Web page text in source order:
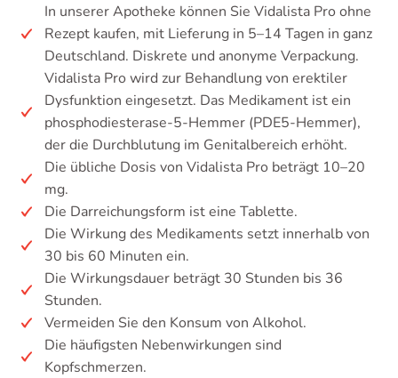
In unserer Apotheke können Sie Vidalista Pro ohne
Rezept kaufen, mit Lieferung in 5–14 Tagen in ganz
Deutschland. Diskrete und anonyme Verpackung.
Vidalista Pro wird zur Behandlung von erektiler
Dysfunktion eingesetzt. Das Medikament ist ein
phosphodiesterase-5-Hemmer (PDE5-Hemmer),
der die Durchblutung im Genitalbereich erhöht.
Die übliche Dosis von Vidalista Pro beträgt 10–20
mg.
Die Darreichungsform ist eine Tablette.
Die Wirkung des Medikaments setzt innerhalb von
30 bis 60 Minuten ein.
Die Wirkungsdauer beträgt 30 Stunden bis 36
Stunden.
Vermeiden Sie den Konsum von Alkohol.
Die häufigsten Nebenwirkungen sind
Kopfschmerzen.